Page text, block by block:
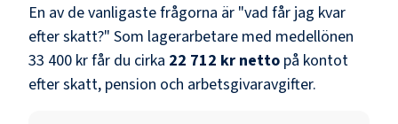
En av de vanligaste frågorna är "vad får jag kvar
efter skatt?" Som lagerarbetare med medellönen
33 400 krfår du cirka 22 712 kr netto på kontot
efter skatt, pension och arbetsgivaravgifter.